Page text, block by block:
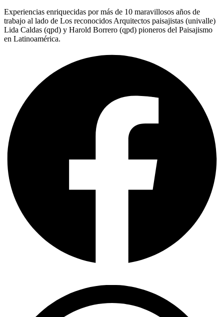
Experiencias enriquecidas por más de 10 maravillosos años de
trabajo al lado de Los reconocidos Arquitectos paisajistas (univalle)
Lida Caldas (qpd) y Harold Borrero (qpd) pioneros del Paisajismo
en Latinoamérica.